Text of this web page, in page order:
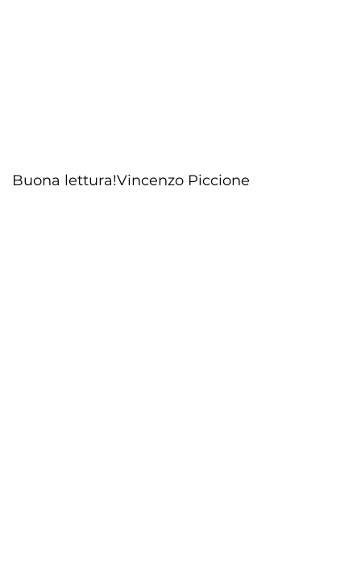
Buona lettura!Vincenzo Piccione